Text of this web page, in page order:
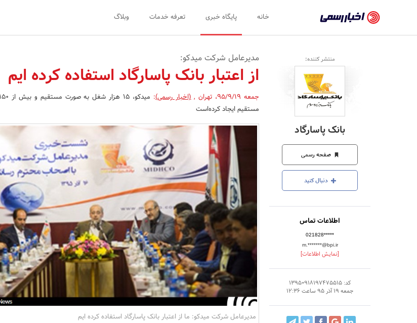
رسمی
-
اخبار
تایید
شده
شرکت‌ها،
سازمان‌ها
و
روابط
عمومی‌ها
خانه پایگاه خبری تعرفه خدمات وبلاگ
منتشر کننده:
بانک پاسارگاد
صفحه رسمی
دنبال کنید
اطلاعات تماس
021828*****
m.*******@bpi.ir
[نمایش اطلاعات]
کد: 13950918197475515
جمعه 19 آذر 95 ساعت 12:36
مدیرعامل شرکت میدکو:
از اعتبار بانک پاسارگاد استفاده کرده ایم
جمعه 95/9/19 ، تهران ,(اخبار رسمی):
مستقیم ایجاد کرده‌است
مدیرعامل شرکت میدکو: ما از اعتبار بانک پاسارگاد استفاده کرده ایم